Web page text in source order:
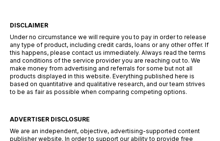
DISCLAIMER
Under no circumstance we will require you to pay in order to release
any type of product, including credit cards, loans or any other offer. If
this happens, please contact us immediately. Always read the terms
and conditions of the service provider you are reaching out to. We
make money from advertising and referrals for some but not all
products displayed in this website. Everything published here is
based on quantitative and qualitative research, and our team strives
to be as fair as possible when comparing competing options.
ADVERTISER DISCLOSURE
We are an independent, objective, advertising-supported content
publisher website. In order to support our ability to provide free